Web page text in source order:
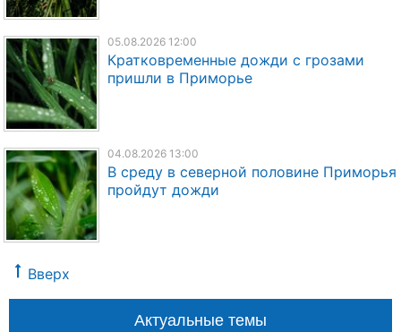
05.08.2026 12:00
Кратковременные дожди с грозами
пришли в Приморье
04.08.2026 13:00
В среду в северной половине Приморья
пройдут дожди
Вверх
Актуальные темы